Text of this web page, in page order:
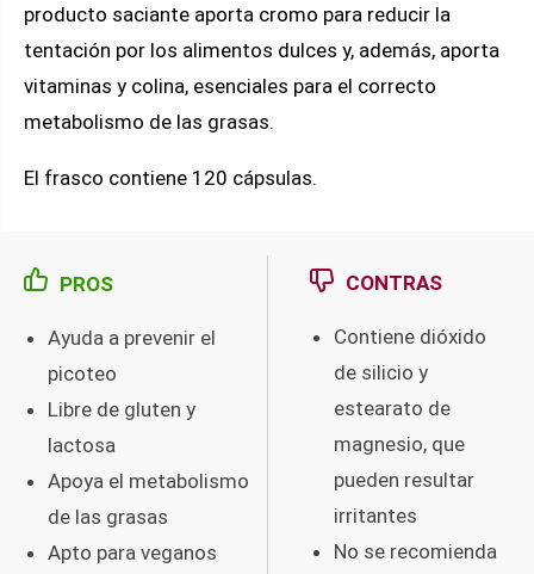
producto saciante aporta cromo para reducir la
tentación por los alimentos dulces y, además, aporta
vitaminas y colina, esenciales para el correcto
metabolismo de las grasas.
El frasco contiene 120 cápsulas.
PROS
Ayuda a prevenir el
picoteo
Libre de gluten y
lactosa
Apoya el metabolismo
de las grasas
Apto para veganos
CONTRAS
Contiene dióxido
de silicio y
estearato de
magnesio, que
pueden resultar
irritantes
No se recomienda